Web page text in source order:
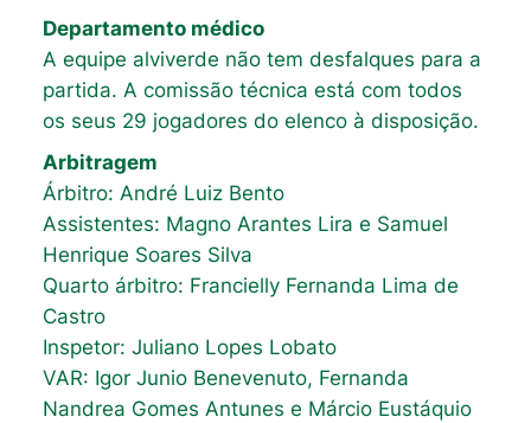
Departamento médico
A equipe alviverde não tem desfalques para a
partida. A comissão técnica está com todos
os seus 29 jogadores do elenco à disposição.
Arbitragem
Árbitro: André Luiz Bento
Assistentes: Magno Arantes Lira e Samuel
Henrique Soares Silva
Quarto árbitro: Francielly Fernanda Lima de
Castro
Inspetor: Juliano Lopes Lobato
VAR: Igor Junio Benevenuto, Fernanda
Nandrea Gomes Antunes e Márcio Eustáquio